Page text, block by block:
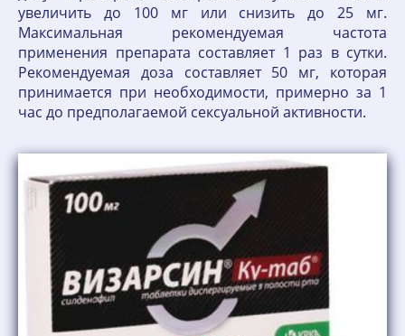
увеличить до 100 мг или снизить до 25 мг.
Максимальная рекомендуемая частота
применения препарата составляет 1 раз в сутки.
Рекомендуемая доза составляет 50 мг, которая
принимается при необходимости, примерно за 1
час до предполагаемой сексуальной активности.